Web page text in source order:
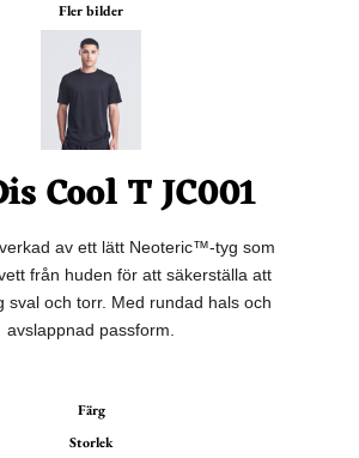
Fler bilder
Cool T JC001
av ett lätt Neoteric™-tyg som
från huden för att säkerställa att
sval och torr. Med rundad hals och
avslappnad passform.
Färg
Storlek